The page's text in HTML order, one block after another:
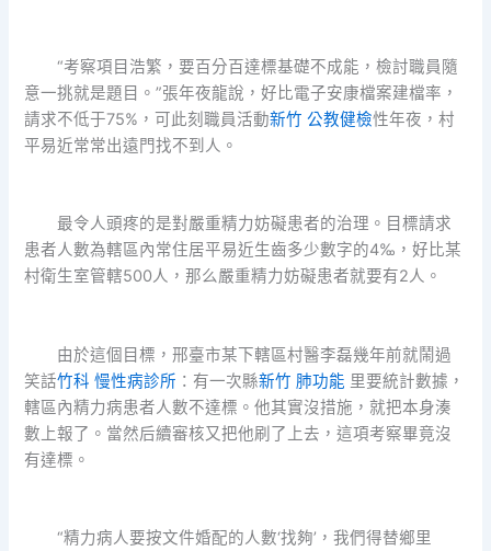
“考察項目浩繁，要百分百達標基礎不成能，檢討職員隨
意一挑就是題目。”張年夜龍說，好比電子安康檔案建檔率，
請求不低于75%，可此刻職員活動新竹 公教健檢性年夜，村
平易近常常出遠門找不到人。
最令人頭疼的是對嚴重精力妨礙患者的治理。目標請求
患者人數為轄區內常住居平易近生齒多少數字的4‰，好比某
村衛生室管轄500人，那么嚴重精力妨礙患者就要有2人。
由於這個目標，邢臺市某下轄區村醫李磊幾年前就鬧過
笑話竹科 慢性病診所 ：有一次縣新竹 肺功能 里要統計數據，
轄區內精力病患者人數不達標。他其實沒措施，就把本身湊
數上報了。當然后續審核又把他刷了上去，這項考察畢竟沒
有達標。
“精力病人要按文件婚配的人數‘找夠’，我們得替鄉里